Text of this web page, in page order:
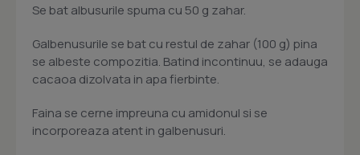
Se bat albusurile spuma cu 50 g zahar.
Galbenusurile se bat cu restul de zahar (100 g) pina
se albeste compozitia. Batind incontinuu, se adauga
cacaoa dizolvata in apa fierbinte.
Faina se cerne impreuna cu amidonul si se
incorporeaza atent in galbenusuri.